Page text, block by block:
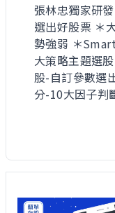
張林忠獨家研
選出好股票 ＊
勢強弱 ＊
大策略主題選
股-自訂參數選
分-10大因子判